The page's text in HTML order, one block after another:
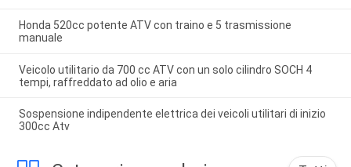
Honda 520cc potente ATV con traino e 5 trasmissione
manuale
Veicolo utilitario da 700 cc ATV con un solo cilindro SOCH 4
tempi, raffreddato ad olio e aria
Sospensione indipendente elettrica dei veicoli utilitari di inizio
300cc Atv